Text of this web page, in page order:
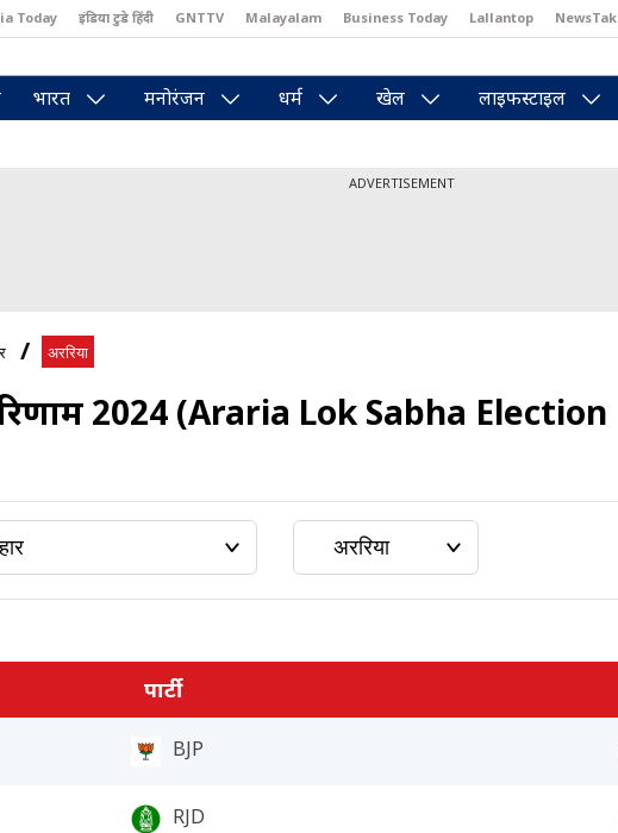
Today इंडिया टुडे हिंदी GNTTV Malayalam Business Today Lallantop NewsTak
भारत मनोरंजन धर्म खेल लाइफस्टाइल
ADVERTISEMENT
अररिया
2024 (Araria Lok Sabha Election
पार्टी
BJP
RJD